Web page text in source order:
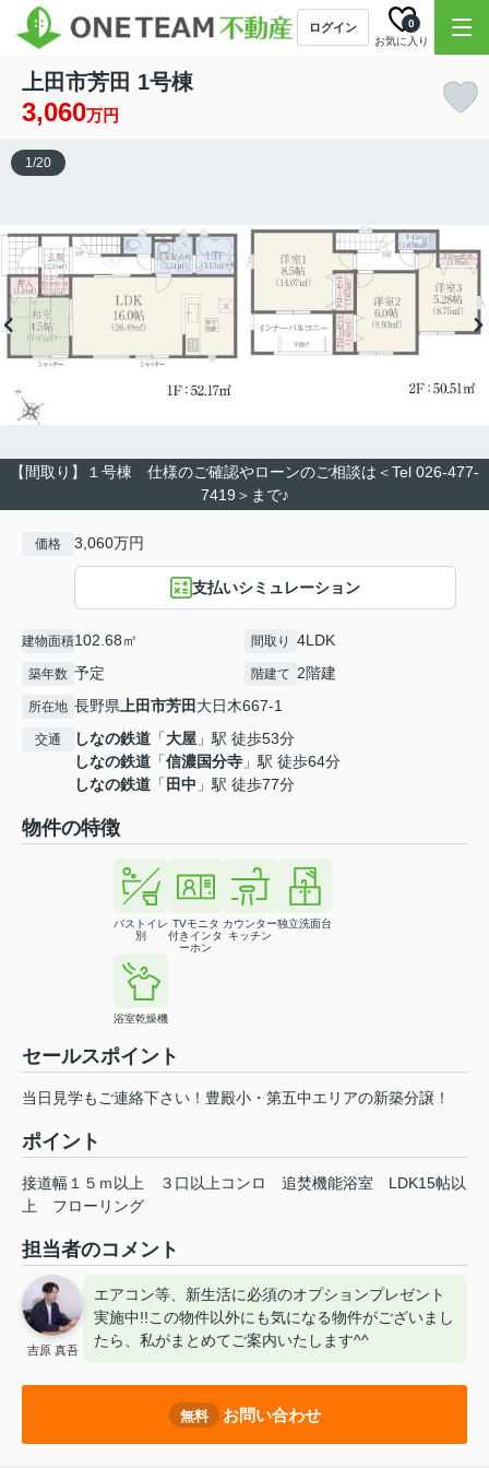
ログイン
お気に入り
0
上田市芳田 1号棟
3,060万円
【間取り】１号棟 仕様のご確認やローンのご相談は＜Tel 026-477-
7419＞まで♪
1/20
価格 3,060万円
支払いシミュレーション
建物面積102.68㎡ 間取り 4LDK
築年数 予定 階建て 2階建
所在地 長野県上田市芳田 大日木667-1
交通 しなの鉄道 「大屋 」駅 徒歩53分
しなの鉄道 「信濃国分寺 」駅 徒歩64分
しなの鉄道 「 田中 」駅 徒歩77分
物件の特徴
バストイレ
別
TVモニタ
付きインタ
ーホン
カウンター
キッチン
独立洗面台
浴室乾燥機
セールスポイント
当日見学もご連絡下さい！豊殿小・第五中エリアの新築分譲！
ポイント
接道幅１５ｍ以上 ３口以上コンロ 追焚機能浴室
LDK15帖以
上
フローリング
担当者のコメント
吉原 真吾
エアコン等、新生活に必須のオプションプレゼント
実施中!!この物件以外にも気になる物件がございまし
たら、私がまとめてご案内いたします^^
無料 お問い合わせ